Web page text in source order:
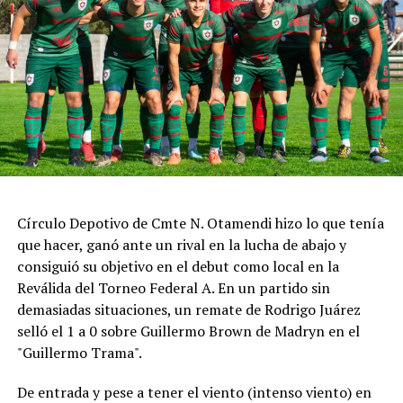
https://twitter.com/SuperTC2000/status/
La primera parte de la carrera estuvo marcada por un
choque que involucró al piloto de Corsi Sport; aunque
pudo salir por sus propios medios, se lo vio muy dolorido
después del impacto. Tras el relanzamiento, Marcelo
Ciarrocchi se adueñó de la punta, seguido por Ponce de
León y Morillo. A quince minutos del final, Ciarrocchi
autor de la pole position, marchaba sexto y Matías Rossi
séptimo.
Poco después los comisarios deportivos abrieron una
investigación por un posible arranque en falso de
Ciarrocchi y finalmente le aplicaron una penalización de
pase y siga por boxes.
La sanción cambió el desarrollo de la final: cuando
Círculo Depotivo de Cmte N. Otamendi hizo lo que tenía
que hacer, ganó ante un rival en la lucha de abajo y
consiguió su objetivo en el debut como local en la
Reválida del Torneo Federal A. En un partido sin
demasiadas situaciones, un remate de Rodrigo Juárez
selló el 1 a 0 sobre Guillermo Brown de Madryn en el
"Guillermo Trama".
De entrada y pese a tener el viento (intenso viento) en